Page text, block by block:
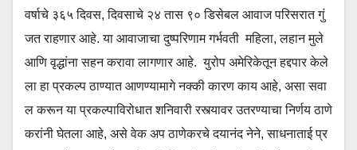
वर्षाचे ३६५ दिवस, दिवसाचे २४ तास ९० डिसेबल आवाज परिसरात गुं
जत राहणार आहे. या आवाजाचा दुष्परिणाम गर्भवती महिला, लहान मुले
आणि वृद्धांना सहन करावा लागणार आहे. युरोप अमेरिकेतून हद्दपार केले
ला हा प्रकल्प ठाण्यात आणण्यामागे नक्की कारण काय आहे, असा सवा
ल करून या प्रकल्पाविरोधात शनिवारी रस्त्यावर उतरण्याचा निर्णय ठाणे
करांनी घेतला आहे, असे वेक अप ठाणेकरचे दयानंद नेने, साधनाताई प्र